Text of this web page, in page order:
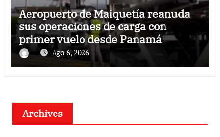
Aeropuerto de Maiquetía reanuda
sus operaciones de carga con
primer vuelo desde Panamá
Ago 6, 2026
Archives